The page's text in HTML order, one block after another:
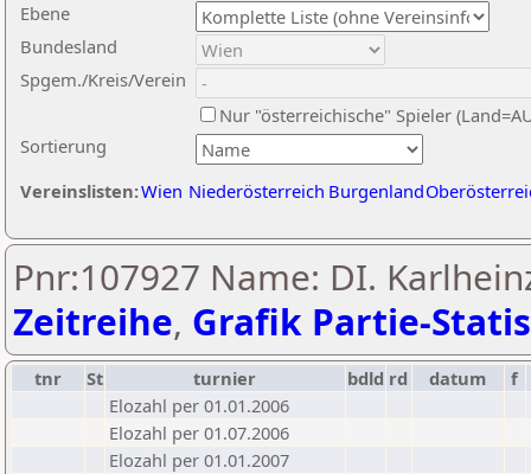
Ebene
Sortierung
Bundesland
Spgem./Kreis/Verein
Nur "österreichische" Spieler
Vereinslisten:Wien Niederösterreich Burgenland
Pnr:107927 Name: DI.
Zeitreihe, Grafik Partie-
tnr St turnier bdld rd datum
f
Elozahl per 01.01.2006
Elozahl per 01.07.2006
Elozahl per 01.01.2007